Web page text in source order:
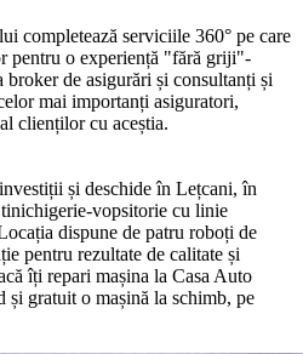
completează serviciile 360° pe care
pentru o experiență "fără griji"-
de asigurări și consultanți și
mai importanți asiguratori,
clienților cu aceștia.
și deschide în Lețcani, în
vopsitorie cu linie
dispune de patru roboți de
pentru rezultate de calitate și
îți repari mașina la Casa Auto
gratuit o mașină la schimb, pe